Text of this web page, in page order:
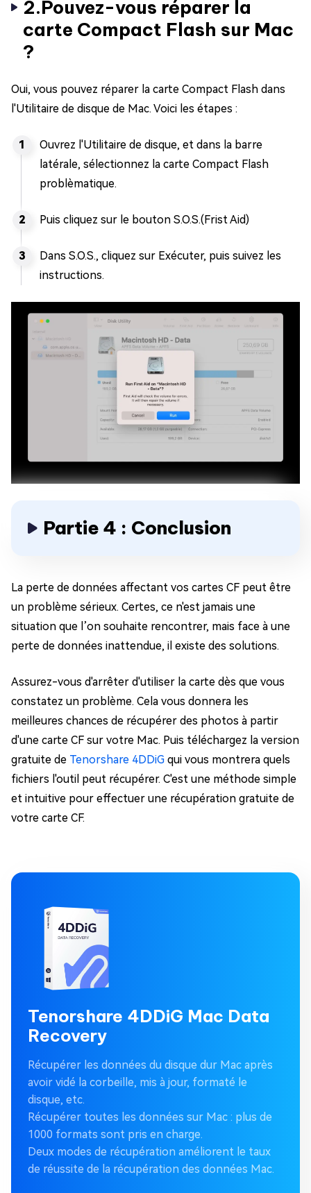
2.Pouvez-vous réparer la
carte Compact Flash sur Mac
?
Oui, vous pouvez réparer la carte Compact Flash dans
l'Utilitaire de disque de Mac. Voici les étapes :
Ouvrez l'Utilitaire de disque, et dans la barre
latérale, sélectionnez la carte Compact Flash
problèmatique.
Puis cliquez sur le bouton S.O.S.(Frist Aid)
Dans S.O.S., cliquez sur Exécuter, puis suivez les
instructions.
Partie 4 : Conclusion
La perte de données affectant vos cartes CF peut être
un problème sérieux. Certes, ce n'est jamais une
situation que l’on souhaite rencontrer, mais face à une
perte de données inattendue, il existe des solutions.
Assurez-vous d'arrêter d'utiliser la carte dès que vous
constatez un problème. Cela vous donnera les
meilleures chances de récupérer des photos à partir
d'une carte CF sur votre Mac. Puis téléchargez la version
gratuite de Tenorshare 4DDiG qui vous montrera quels
fichiers l'outil peut récupérer. C'est une méthode simple
et intuitive pour effectuer une récupération gratuite de
votre carte CF.
Tenorshare 4DDiG Mac Data
Recovery
Récupérer les données du disque dur Mac après
avoir vidé la corbeille, mis à jour, formaté le
disque, etc.
Récupérer toutes les données sur Mac : plus de
1000 formats sont pris en charge.
Deux modes de récupération améliorent le taux
de réussite de la récupération des données Mac.